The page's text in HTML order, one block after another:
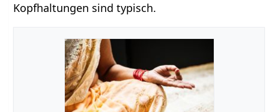
Kopfhaltungen sind typisch.